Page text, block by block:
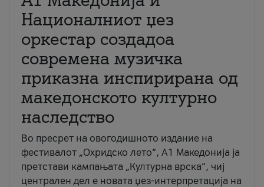
Националниот џез
оркестар создадоа
современа музичка
приказна инспирирана од
македонското културно
наследство
Во пресрет на овогодишното издание на
фестивалот „Охридско лето“, А1 Македонија ја
претстави кампањата „Културна врска“, чиј
централен дел е новата џез-интерпретација на